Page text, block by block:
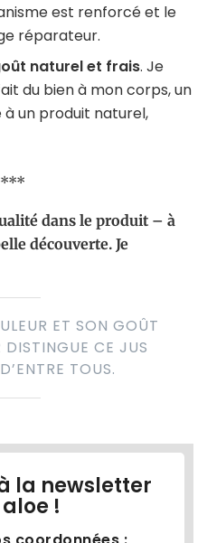
est renforcé et le
réparateur.
naturel et frais. Je
du bien à mon corps, un
un produit naturel,
dans le produit – à
découverte. Je
ET SON GOÛT
DISTINGUE CE JUS
TOUS.